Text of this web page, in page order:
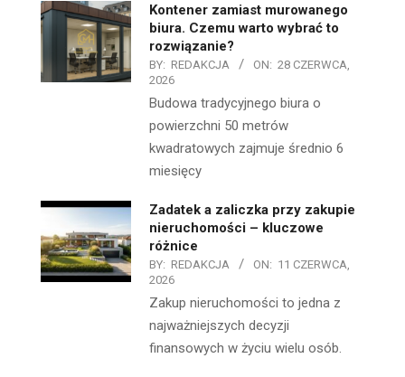
Kontener zamiast murowanego
biura. Czemu warto wybrać to
rozwiązanie?
BY: REDAKCJA ON: 28 CZERWCA,
2026
Budowa tradycyjnego biura o
powierzchni 50 metrów
kwadratowych zajmuje średnio 6
miesięcy
Zadatek a zaliczka przy zakupie
nieruchomości – kluczowe
różnice
BY: REDAKCJA ON: 11 CZERWCA,
2026
Zakup nieruchomości to jedna z
najważniejszych decyzji
finansowych w życiu wielu osób.